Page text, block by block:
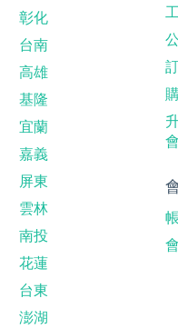
彰化
台南
高雄
基隆
宜蘭
嘉義
屏東
雲林
南投
花蓮
台東
澎湖